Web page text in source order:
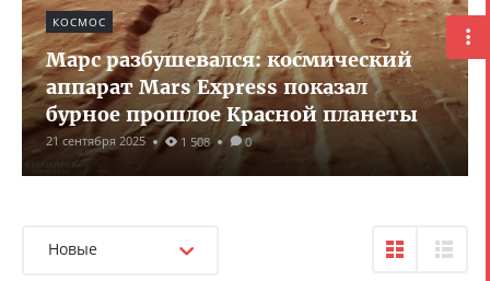
КОСМОС
Марс разбушевался: космический
аппарат Mars Express показал
бурное прошлое Красной планеты
21 сентября 2025 1 508 0
Новые